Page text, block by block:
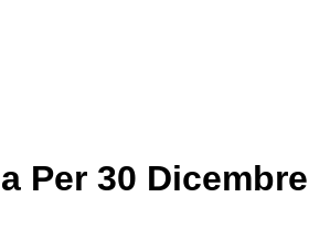
Per 30 Dicembre